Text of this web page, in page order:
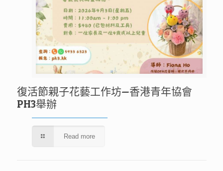
復活節親子花藝工作坊—香港青年協會
PH3舉辦
Read more